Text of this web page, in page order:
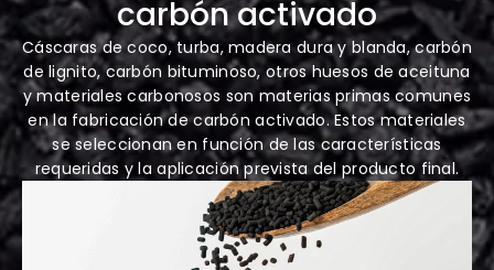
carbón activado
Cáscaras de coco, turba, madera dura y blanda, carbón
de lignito, carbón bituminoso, otros huesos de aceituna
y materiales carbonosos son materias primas comunes
en la fabricación de carbón activado. Estos materiales
se seleccionan en función de las características
requeridas y la aplicación prevista del producto final.